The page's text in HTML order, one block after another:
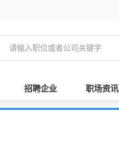
招聘企业 职场资讯